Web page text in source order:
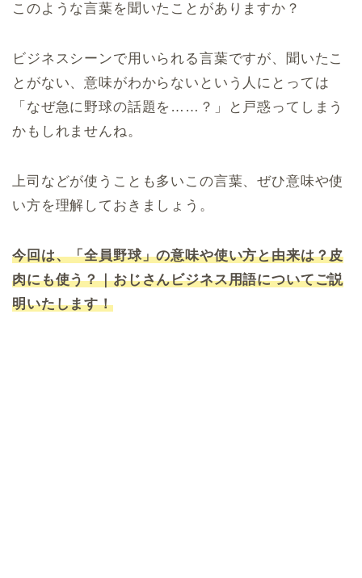
このような言葉を聞いたことがありますか？
ビジネスシーンで用いられる言葉ですが、聞いたこ
とがない、意味がわからないという人にとっては
「なぜ急に野球の話題を……？」と戸惑ってしまう
かもしれませんね。
上司などが使うことも多いこの言葉、ぜひ意味や使
い方を理解しておきましょう。
今回は、「全員野球」の意味や使い方と由来は？皮
肉にも使う？｜おじさんビジネス用語についてご説
明いたします！